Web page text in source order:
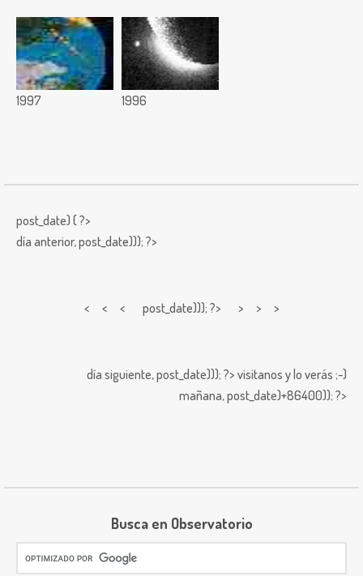
1997 1996
post_date) { ?>
día anterior,post_date))); ?>
< < < post_date))); ?> > > >
día siguiente,post_date))); ?> visitanos y lo verás ;-)
mañana,post_date)+86400)); ?>
Busca en Observatorio